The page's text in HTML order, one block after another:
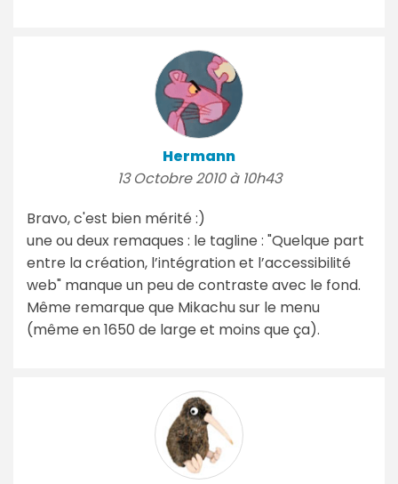
Hermann
13 Octobre 2010 à 10h43
Bravo, c'est bien mérité :)
une ou deux remaques : le tagline : "Quelque part
entre la création, l’intégration et l’accessibilité
web" manque un peu de contraste avec le fond.
Même remarque que Mikachu sur le menu
(même en 1650 de large et moins que ça).